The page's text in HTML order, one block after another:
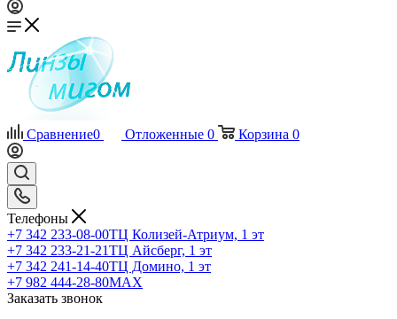
Сравнение0 Отложенные 0 Корзина 0
Телефоны
+7 342 233-08-00ТЦ Колизей-Атриум, 1 эт
+7 342 233-21-21ТЦ Айсберг, 1 эт
+7 342 241-14-40ТЦ Домино, 1 эт
+7 982 444-28-80MAX
Заказать звонок